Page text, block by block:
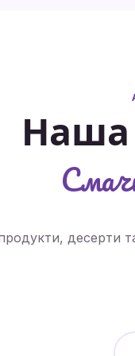
Наша
десерти